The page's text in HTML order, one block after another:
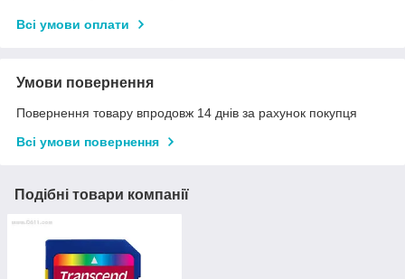
Всі умови оплати
Умови повернення
Повернення товару впродовж 14 днів за рахунок покупця
Всі умови повернення
Подібні товари компанії